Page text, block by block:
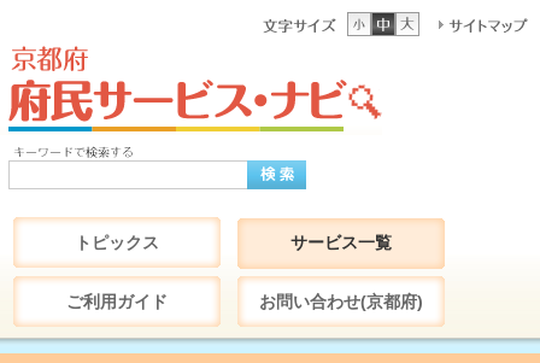
トピックス サービス一覧
ご利用ガイド お問い合わせ(京都府)